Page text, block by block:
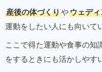
産後の体づくりやウェデ
運動をしたい人にも向いて
ここで得た運動や食事の知
をするときにも活かしやす